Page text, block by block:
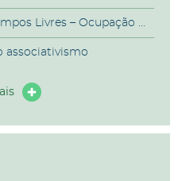
Livres – Ocupação ...
associativismo